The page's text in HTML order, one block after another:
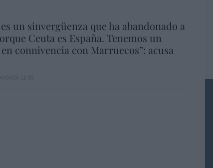
un sinvergüenza que ha abandonado a
Ceuta es España. Tenemos un
connivencia con Marruecos”: acusa